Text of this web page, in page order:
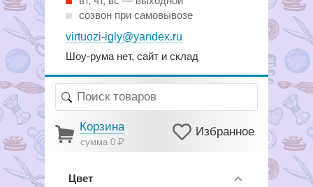
созвон при самовывозе
virtuozi-igly@yandex.ru
Шоу-рума нет, сайт и склад
Корзина
сумма 0Р
Избранное
Цвет